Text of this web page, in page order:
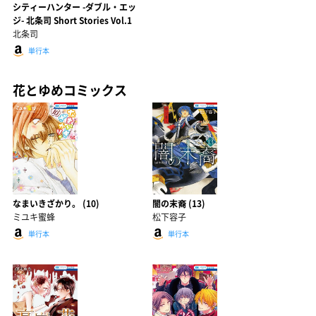
シティーハンター -ダブル・エッ
ジ- 北条司 Short Stories Vol.1
北条司
単行本
花とゆめコミックス
なまいきざかり。 (10)
ミユキ蜜蜂
単行本
闇の末裔 (13)
松下容子
単行本